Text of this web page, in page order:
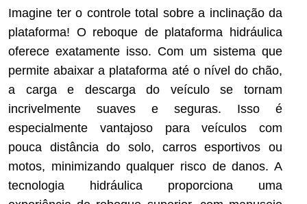
Imagine ter o controle total sobre a inclinação da
plataforma! O reboque de plataforma hidráulica
oferece exatamente isso. Com um sistema que
permite abaixar a plataforma até o nível do chão,
a carga e descarga do veículo se tornam
incrivelmente suaves e seguras. Isso é
especialmente vantajoso para veículos com
pouca distância do solo, carros esportivos ou
motos, minimizando qualquer risco de danos. A
tecnologia hidráulica proporciona uma